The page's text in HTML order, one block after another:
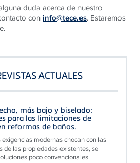
duda acerca de nuestro
coninfo@tece.es. Estaremos
ACTUALES
más bajo y biselado:
para las limitaciones de
reformas de baños.
modernas chocan con las
de las propiedades existentes, se
poco convencionales.